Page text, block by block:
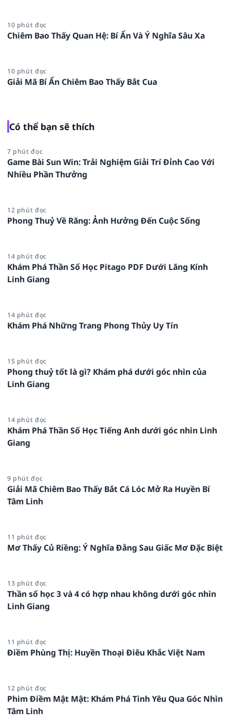
10 phút đọc
Chiêm Bao Thấy Quan Hệ: Bí Ẩn Và Ý Nghĩa Sâu Xa
10 phút đọc
Giải Mã Bí Ẩn Chiêm Bao Thấy Bắt Cua
Có thể bạn sẽ thích
7 phút đọc
Game Bài Sun Win: Trải Nghiệm Giải Trí Đỉnh Cao Với
Nhiều Phần Thưởng
12 phút đọc
Phong Thuỷ Về Răng: Ảnh Hưởng Đến Cuộc Sống
14 phút đọc
Khám Phá Thần Số Học Pitago PDF Dưới Lăng Kính
Linh Giang
14 phút đọc
Khám Phá Những Trang Phong Thủy Uy Tín
15 phút đọc
Phong thuỷ tốt là gì? Khám phá dưới góc nhìn của
Linh Giang
14 phút đọc
Khám Phá Thần Số Học Tiếng Anh dưới góc nhìn Linh
Giang
9 phút đọc
Giải Mã Chiêm Bao Thấy Bắt Cá Lóc Mở Ra Huyền Bí
Tâm Linh
11 phút đọc
Mơ Thấy Củ Riềng: Ý Nghĩa Đằng Sau Giấc Mơ Đặc Biệt
13 phút đọc
Thần số học 3 và 4 có hợp nhau không dưới góc nhìn
Linh Giang
11 phút đọc
Điềm Phùng Thị: Huyền Thoại Điêu Khắc Việt Nam
12 phút đọc
Phim Điềm Mật Mật: Khám Phá Tình Yêu Qua Góc Nhìn
Tâm Linh